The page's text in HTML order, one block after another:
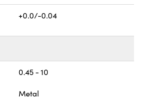
+0.0/-0.04
0.45 - 10
Metal